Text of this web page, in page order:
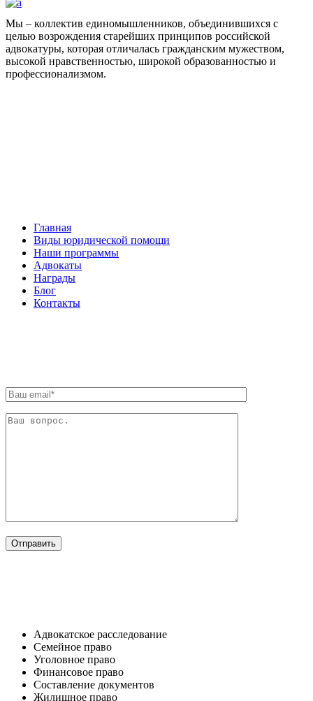
Мы – коллектив единомышленников, объединившихся с
целью возрождения старейших принципов российской
адвокатуры, которая отличалась гражданским мужеством,
высокой нравственностью, широкой образованностью и
профессионализмом.
Главная
Виды юридической помощи
Наши программы
Адвокаты
Награды
Блог
Контакты
Адвокатское расследование
Семейное право​
Уголовное право​
Финансовое право
Составление документов​
Жилищное право​